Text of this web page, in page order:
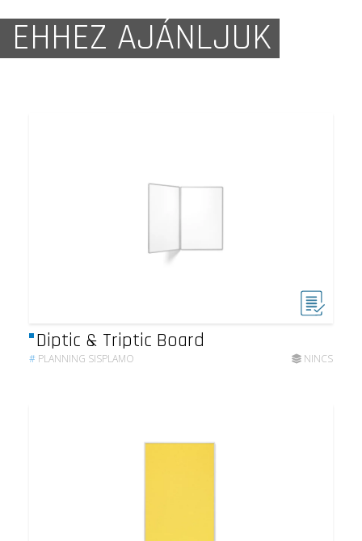
EHHEZ AJÁNLJUK
Diptic & Triptic Board
# PLANNING SISPLAMO NINCS